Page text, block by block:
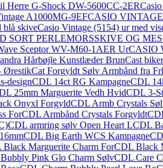
Herre G-Shock DW-5600CC-2ER
A1000MG-9EFCASIO VINTAGE
blå skiveCasio Vintage (5154) ur med
SORT PERLEMORSSKIVE OG
Sceptor WV-M60-1AER UrCASIO
Hårbøjle Kunstlæder BrunCast
ØrestikCat Forgyldt Sølv Armbånd fra
designCDL 14ct RG KampagneCDL
25mm Marguerite Vedh HvidCDL 3-
Onyxl ForgyldCDL Armb Crystals
ForCDL Armbånd Crystals Forgyldt
CDL armring sølv Open Heart LCDL
CDL Big Earth WCS Kampagne
Black Marguerite Charm ForCDL Black
Pink Glo Charm SølvCDL Care